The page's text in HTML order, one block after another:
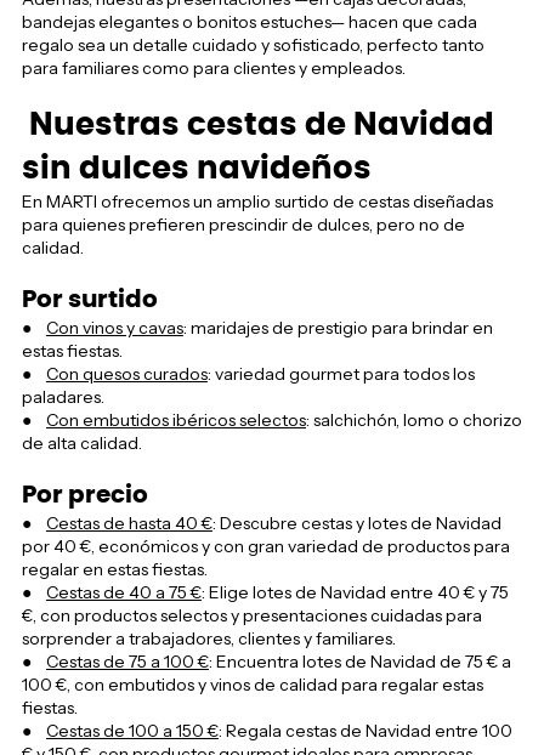
bandejas elegantes o bonitos estuches— hacen que cada
regalo sea un detalle cuidado y sofisticado, perfecto tanto
para familiares como para clientes y empleados.
Nuestras cestas de Navidad
sin dulces navideños
En MARTI ofrecemos un amplio surtido de cestas diseñadas
para quienes prefieren prescindir de dulces, pero no de
calidad.
Por surtido
● Con vinos y cavas: maridajes de prestigio para brindar en
estas fiestas.
● Con quesos curados: variedad gourmet para todos los
paladares.
● Con embutidos ibéricos selectos: salchichón, lomo o chorizo
de alta calidad.
Por precio
● Cestas de hasta 40 €: Descubre cestas y lotes de Navidad
por 40 €, económicos y con gran variedad de productos para
regalar en estas fiestas.
● Cestas de 40 a 75 €: Elige lotes de Navidad entre 40 € y 75
€, con productos selectos y presentaciones cuidadas para
sorprender a trabajadores, clientes y familiares.
● Cestas de 75 a 100 €: Encuentra lotes de Navidad de 75 € a
100 €, con embutidos y vinos de calidad para regalar estas
fiestas.
● Cestas de 100 a 150 €: Regala cestas de Navidad entre 100